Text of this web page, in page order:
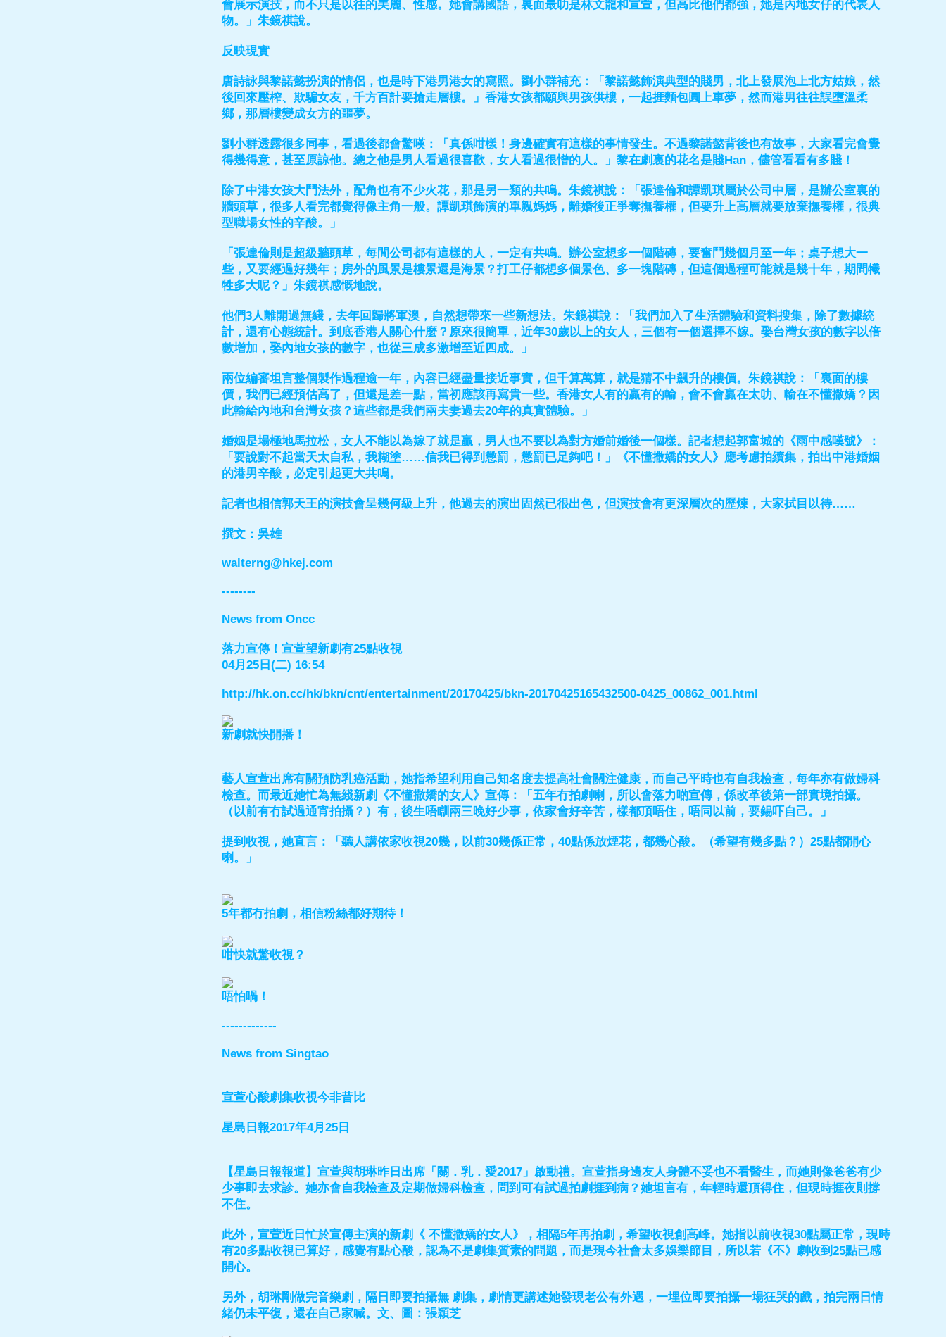
會展示演技，而不只是以往的美麗、性感。她會講國語，裏面最叻是林文龍和宣萱，但高比他們都強，她是內地女仔的代表人
物。」朱鏡祺說。
反映現實
唐詩詠與黎諾懿扮演的情侶，也是時下港男港女的寫照。劉小群補充：「黎諾懿飾演典型的賤男，北上發展泡上北方姑娘，然
後回來壓榨、欺騙女友，千方百計要搶走層樓。」香港女孩都願與男孩供樓，一起捱麵包圓上車夢，然而港男往往誤墮溫柔
鄉，那層樓變成女方的噩夢。
劉小群透露很多同事，看過後都會驚嘆：「真係咁樣！身邊確實有這樣的事情發生。不過黎諾懿背後也有故事，大家看完會覺
得幾得意，甚至原諒他。總之他是男人看過很喜歡，女人看過很憎的人。」黎在劇裏的花名是賤Han，儘管看看有多賤！
除了中港女孩大鬥法外，配角也有不少火花，那是另一類的共鳴。朱鏡祺說：「張達倫和譚凱琪屬於公司中層，是辦公室裏的
牆頭草，很多人看完都覺得像主角一般。譚凱琪飾演的單親媽媽，離婚後正爭奪撫養權，但要升上高層就要放棄撫養權，很典
型職場女性的辛酸。」
「張達倫則是超級牆頭草，每間公司都有這樣的人，一定有共鳴。辦公室想多一個階磚，要奮鬥幾個月至一年；桌子想大一
些，又要經過好幾年；房外的風景是樓景還是海景？打工仔都想多個景色、多一塊階磚，但這個過程可能就是幾十年，期間犧
牲多大呢？」朱鏡祺感慨地說。
他們3人離開過無綫，去年回歸將軍澳，自然想帶來一些新想法。朱鏡祺說：「我們加入了生活體驗和資料搜集，除了數據統
計，還有心態統計。到底香港人關心什麼？原來很簡單，近年30歲以上的女人，三個有一個選擇不嫁。娶台灣女孩的數字以倍
數增加，娶內地女孩的數字，也從三成多激增至近四成。」
兩位編審坦言整個製作過程逾一年，內容已經盡量接近事實，但千算萬算，就是猜不中飆升的樓價。朱鏡祺說：「裏面的樓
價，我們已經預估高了，但還是差一點，當初應該再寫貴一些。香港女人有的贏有的輸，會不會贏在太叻、輸在不懂撒嬌？因
此輸給內地和台灣女孩？這些都是我們兩夫妻過去20年的真實體驗。」
婚姻是場極地馬拉松，女人不能以為嫁了就是贏，男人也不要以為對方婚前婚後一個樣。記者想起郭富城的《雨中感嘆號》：
「要說對不起當天太自私，我糊塗……信我已得到懲罰，懲罰已足夠吧！」《不懂撒嬌的女人》應考慮拍續集，拍出中港婚姻
的港男辛酸，必定引起更大共鳴。
記者也相信郭天王的演技會呈幾何級上升，他過去的演出固然已很出色，但演技會有更深層次的歷煉，大家拭目以待……
撰文：吳雄
walterng@hkej.com
--------
News from Oncc
落力宣傳！宣萱望新劇有25點收視
04月25日(二) 16:54
http://hk.on.cc/hk/bkn/cnt/entertainment/20170425/bkn-20170425165432500-0425_00862_001.html
新劇就快開播！
藝人宣萱出席有關預防乳癌活動，她指希望利用自己知名度去提高社會關注健康，而自己平時也有自我檢查，每年亦有做婦科
檢查。而最近她忙為無綫新劇《不懂撒嬌的女人》宣傳：「五年冇拍劇喇，所以會落力啲宣傳，係改革後第一部實境拍攝。
（以前有冇試過通宵拍攝？）有，後生唔瞓兩三晚好少事，依家會好辛苦，樣都頂唔住，唔同以前，要錫吓自己。」
提到收視，她直言：「聽人講依家收視20幾，以前30幾係正常，40點係放煙花，都幾心酸。（希望有幾多點？）25點都開心
喇。」
5年都冇拍劇，相信粉絲都好期待！
咁快就驚收視？
唔怕喎！
-------------
News from Singtao
宣萱心酸劇集收視今非昔比
星島日報2017年4月25日
【星島日報報道】宣萱與胡琳昨日出席「關．乳．愛2017」啟動禮。宣萱指身邊友人身體不妥也不看醫生，而她則像爸爸有少
少事即去求診。她亦會自我檢查及定期做婦科檢查，問到可有試過拍劇捱到病？她坦言有，年輕時還頂得住，但現時捱夜則撐
不住。
此外，宣萱近日忙於宣傳主演的新劇《 不懂撒嬌的女人》，相隔5年再拍劇，希望收視創高峰。她指以前收視30點屬正常，現時
有20多點收視已算好，感覺有點心酸，認為不是劇集質素的問題，而是現今社會太多娛樂節目，所以若《不》劇收到25點已感
開心。
另外，胡琳剛做完音樂劇，隔日即要拍攝無 劇集，劇情更講述她發現老公有外遇，一埋位即要拍攝一場狂哭的戲，拍完兩日情
緒仍未平復，還在自己家喊。文、圖：張穎芝